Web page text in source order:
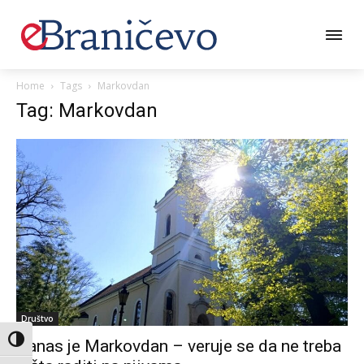
Toggle High Contrast
Home Tags Markovdan
Tag: Markovdan
Društvo
Danas je Markovdan – veruje se da ne treba